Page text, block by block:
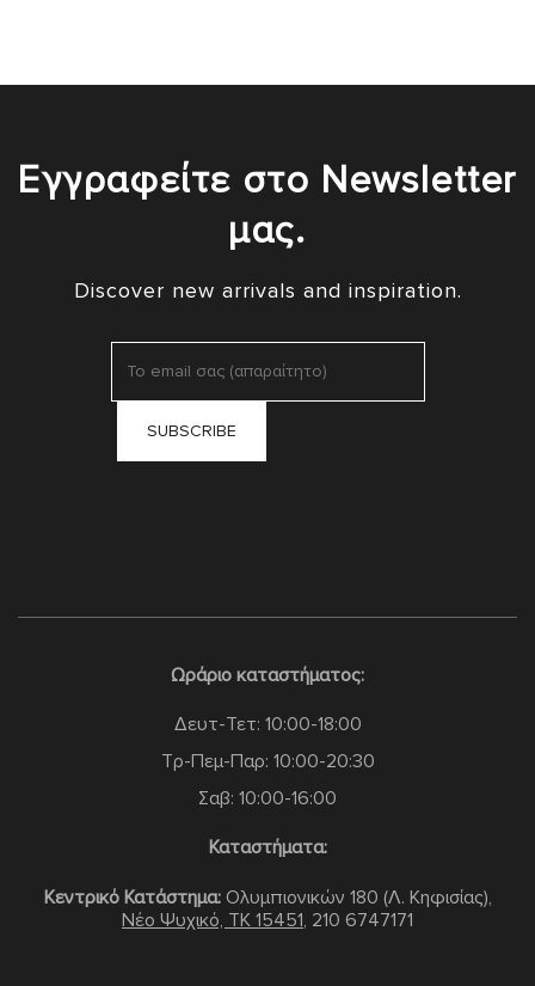
Εγγραφείτε στο Newsletter
μας.
Discover new arrivals and inspiration.
Ωράριο καταστήματος:
Δευτ-Τετ: 10:00-18:00
Τρ-Πεμ-Παρ: 10:00-20:30
Σαβ: 10:00-16:00
Καταστήματα:
Κεντρικό Κατάστημα:Ολυμπιονικών 180 (Λ. Κηφισίας),
Νέο Ψυχικό, TK 15451, 210 6747171